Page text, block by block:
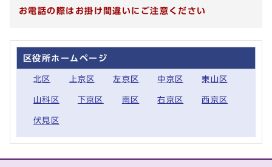
お電話の際はお掛け間違いにご注意ください
区役所ホームページ
北区 上京区 左京区 中京区 東山区
山科区 下京区 南区 右京区 西京区
伏見区